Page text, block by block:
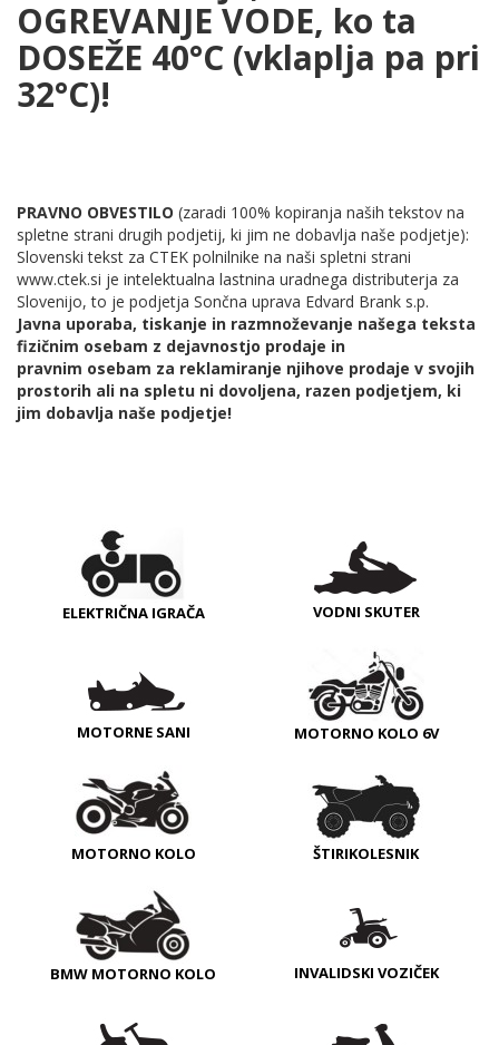
OGREVANJE VODE, ko ta
DOSEŽE 40°C (vklaplja pa pri
32°C)!
PRAVNO OBVESTILO (zaradi 100% kopiranja naših tekstov na
spletne strani drugih podjetij, ki jim ne dobavlja naše podjetje):
Slovenski tekst za CTEK polnilnike na naši spletni strani
www.ctek.si je intelektualna lastnina uradnega distributerja za
Slovenijo, to je podjetja Sončna uprava Edvard Brank s.p.
Javna uporaba, tiskanje in razmnoževanje našega teksta
fizičnim osebam z dejavnostjo prodaje in
pravnim osebam za reklamiranje njihove prodaje v svojih
prostorih ali na spletu ni dovoljena, razen podjetjem, ki
jim dobavlja naše podjetje!
ELEKTRIČNA IGRAČA VODNI SKUTER
MOTORNE SANI MOTORNO KOLO 6V
MOTORNO KOLO ŠTIRIKOLESNIK
BMW MOTORNO KOLO INVALIDSKI VOZIČEK